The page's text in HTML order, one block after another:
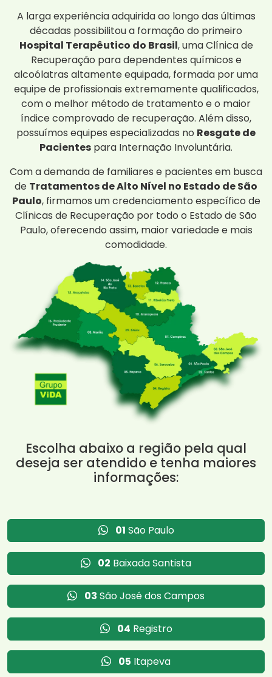
A larga experiência adquirida ao longo das últimas
décadas possibilitou a formação do primeiro
Hospital Terapêutico do Brasil, uma Clínica de
Recuperação para dependentes químicos e
alcoólatras altamente equipada, formada por uma
equipe de profissionais extremamente qualificados,
com o melhor método de tratamento e o maior
índice comprovado de recuperação. Além disso,
possuímos equipes especializadas no Resgate de
Pacientes para Internação Involuntária.
Com a demanda de familiares e pacientes em busca
de Tratamentos de Alto Nível no Estado de São
Paulo, firmamos um credenciamento específico de
Clínicas de Recuperação por todo o Estado de São
Paulo, oferecendo assim, maior variedade e mais
comodidade.
Escolha abaixo a região pela qual
deseja ser atendido e tenha maiores
informações:
01 São Paulo
02 Baixada Santista
03 São José dos Campos
04 Registro
05 Itapeva